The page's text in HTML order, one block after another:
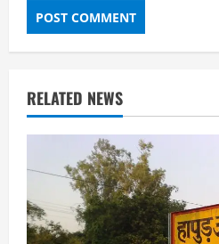
RELATED NEWS